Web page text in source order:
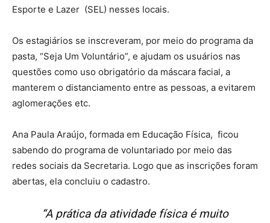
Esporte e Lazer (SEL) nesses locais.
Os estagiários se inscreveram, por meio do programa da
pasta, “Seja Um Voluntário”, e ajudam os usuários nas
questões como uso obrigatório da máscara facial, a
manterem o distanciamento entre as pessoas, a evitarem
aglomerações etc.
Ana Paula Araújo, formada em Educação Física, ficou
sabendo do programa de voluntariado por meio das
redes sociais da Secretaria. Logo que as inscrições foram
abertas, ela concluiu o cadastro.
“A prática da atividade física é muito